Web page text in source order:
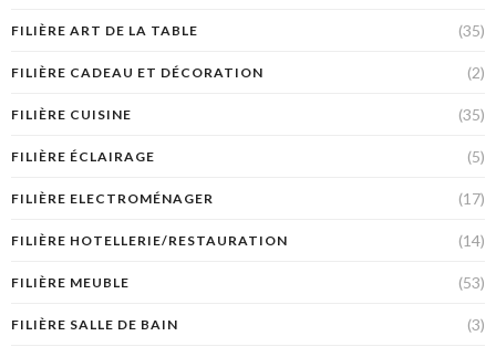
FILIÈRE ART DE LA TABLE (35)
FILIÈRE CADEAU ET DÉCORATION (2)
FILIÈRE CUISINE (35)
FILIÈRE ÉCLAIRAGE (5)
FILIÈRE ELECTROMÉNAGER (17)
FILIÈRE HOTELLERIE/RESTAURATION (14)
FILIÈRE MEUBLE (53)
FILIÈRE SALLE DE BAIN (3)